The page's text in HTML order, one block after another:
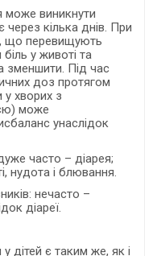
може виникнути
кілька днів. При
що перевищують
у животі та
зменшити. Під час
доз протягом
у хворих з
може
унаслідок
часто – діарея;
нудота і блювання.
нечасто –
діареї.
дітей є таким же, як і